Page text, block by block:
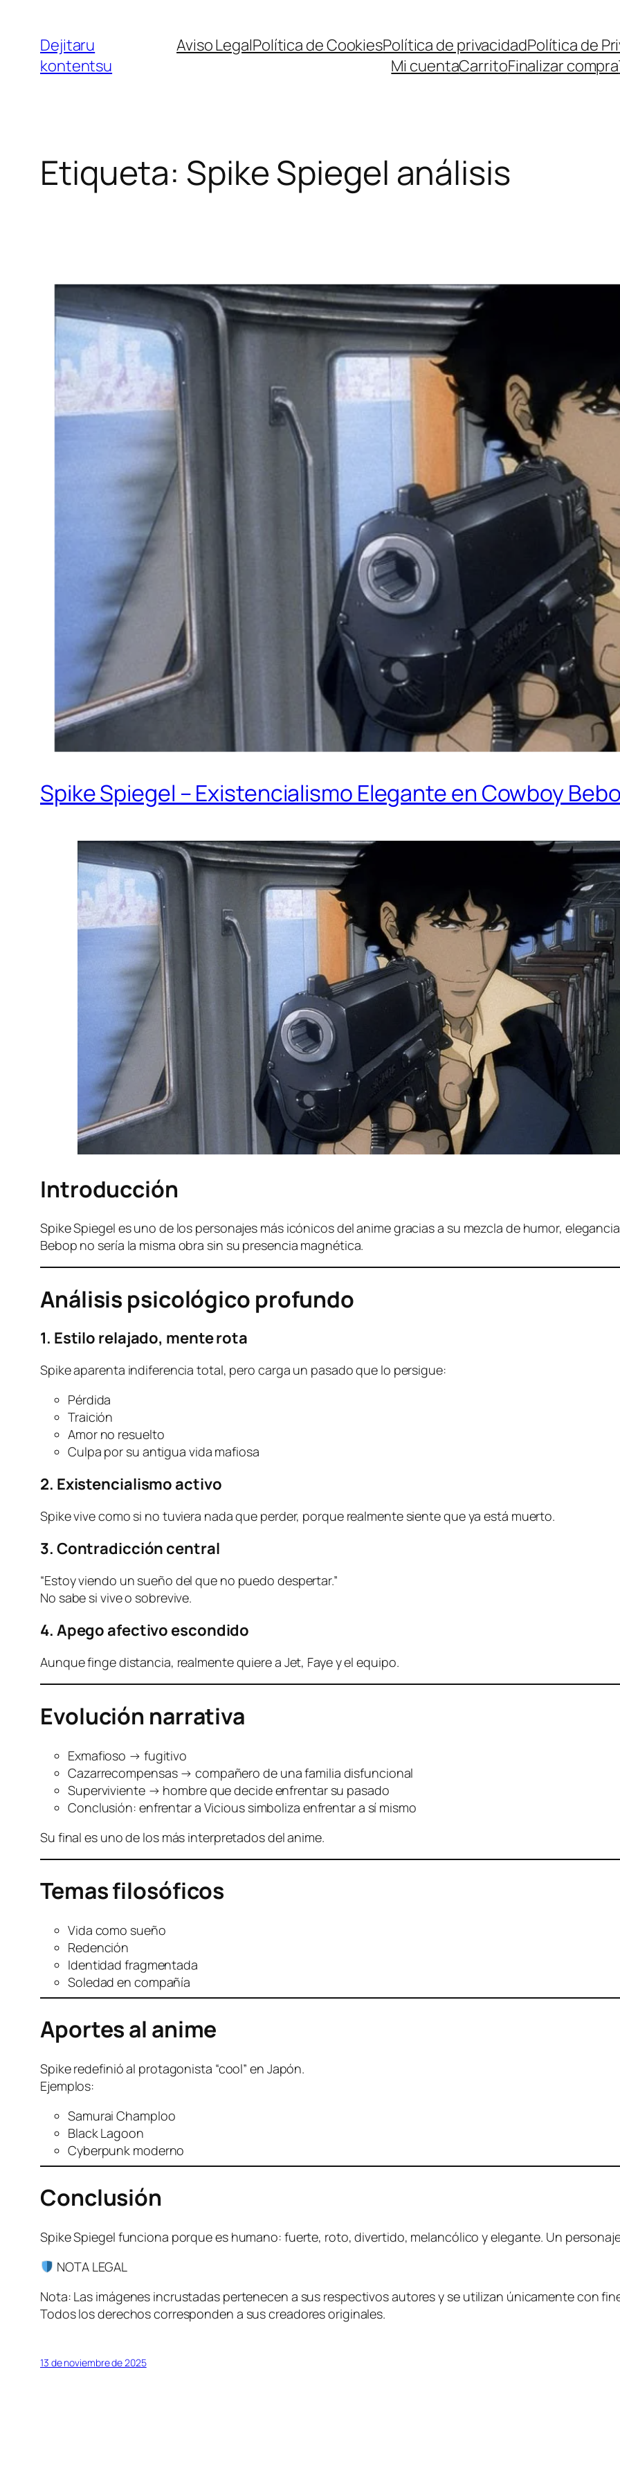
contenido
Dejitaru
kontentsu
Aviso LegalPolítica de CookiesPolítica de privacidadPolítica de
Mi cuentaCarritoFinalizar compra
Etiqueta: Spike Spiegel análisis
Spike Spiegel – Existencialismo Elegante en Cowboy
Introducción
Spike Spiegel es uno de los personajes más icónicos del anime gracias a su mezcla de humor,
Bebop no sería la misma obra sin su presencia magnética.
Análisis psicológico profundo
1. Estilo relajado, mente rota
Spike aparenta indiferencia total, pero carga un pasado que lo persigue:
Pérdida
Traición
Amor no resuelto
Culpa por su antigua vida mafiosa
2. Existencialismo activo
Spike vive como si no tuviera nada que perder, porque realmente siente que ya está muerto.
3. Contradicción central
“Estoy viendo un sueño del que no puedo despertar.”
No sabe si vive o sobrevive.
4. Apego afectivo escondido
Aunque finge distancia, realmente quiere a Jet, Faye y el equipo.
Evolución narrativa
Exmafioso → fugitivo
Cazarrecompensas → compañero de una familia disfuncional
Superviviente → hombre que decide enfrentar su pasado
Conclusión: enfrentar a Vicious simboliza enfrentar a sí mismo
Su final es uno de los más interpretados del anime.
Temas filosóficos
Vida como sueño
Redención
Identidad fragmentada
Soledad en compañía
Aportes al anime
Spike redefinió al protagonista “cool” en Japón.
Ejemplos:
Samurai Champloo
Black Lagoon
Cyberpunk moderno
Conclusión
Spike Spiegel funciona porque es humano: fuerte, roto, divertido, melancólico y elegante. Un
NOTA LEGAL
Nota: Las imágenes incrustadas pertenecen a sus respectivos autores y se utilizan únicamente con
Todos los derechos corresponden a sus creadores originales.
13 de noviembre de 2025